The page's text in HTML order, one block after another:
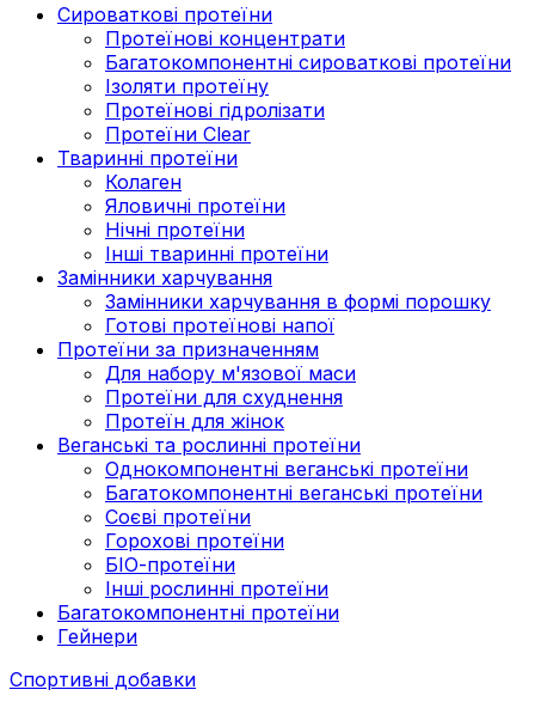
Сироваткові протеїни
Протеїнові концентрати
Багатокомпонентні сироваткові протеїни
Ізоляти протеїну
Протеїнові гідролізати
Протеїни Clear
Тваринні протеїни
Колаген
Яловичні протеїни
Нічні протеїни
Інші тваринні протеїни
Замінники харчування
Замінники харчування в формі порошку
Готові протеїнові напої
Протеїни за призначенням
Для набору м'язової маси
Протеїни для схуднення
Протеїн для жінок
Веганські та рослинні протеїни
Однокомпонентні веганські протеїни
Багатокомпонентні веганські протеїни
Cоєві протеїни
Горохові протеїни
БІО-протеїни
Інші рослинні протеїни
Багатокомпонентні протеїни
Гейнери
Спортивні добавки